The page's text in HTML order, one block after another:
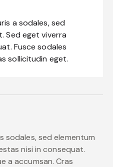
a sodales, sed
Sed eget viverra
Fusce sodales
sollicitudin eget.
sodales, sed elementum
nisi in consequat.
a accumsan. Cras